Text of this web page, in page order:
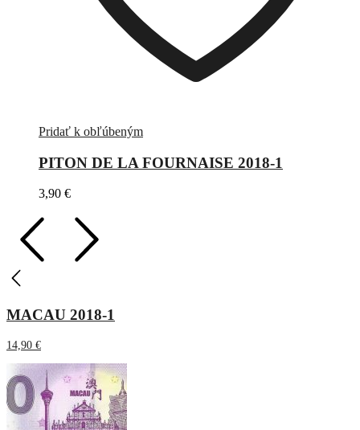
Pridať k obľúbeným
PITON DE LA FOURNAISE 2018-1
3,90 €
MACAU 2018-1
14,90 €